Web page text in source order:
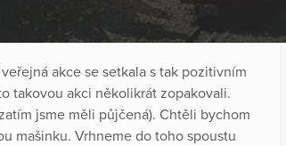
akce se setkala s tak pozitivním
takovou akci několikrát zopakovali.
jsme měli půjčená). Chtěli bychom
mašinku. Vrhneme do toho spoustu